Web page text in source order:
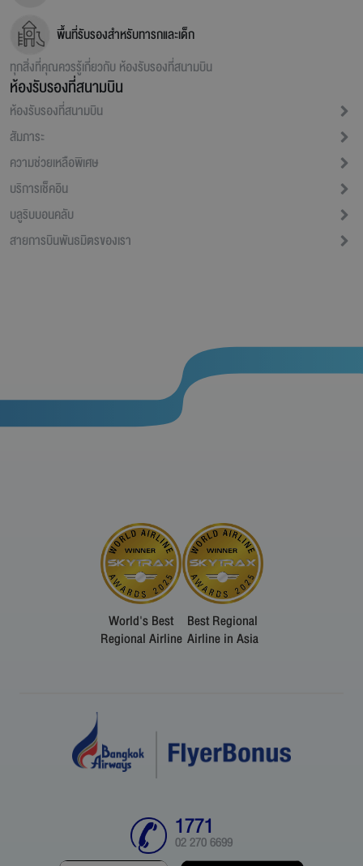
พื้นที่รับรองสำหรับทารกและเด็ก
ทุกสิ่งที่คุณควรรู้เกี่ยวกับ ห้องรับรองที่สนามบิน
ห้องรับรองที่สนามบิน
ห้องรับรองที่สนามบิน
สัมภาระ
ความช่วยเหลือพิเศษ
บริการเช็คอิน
บลูริบบอนคลับ
สายการบินพันธมิตรของเรา
World's Best
Regional Airline
Best Regional
Airline in Asia
1771
02 270 6699